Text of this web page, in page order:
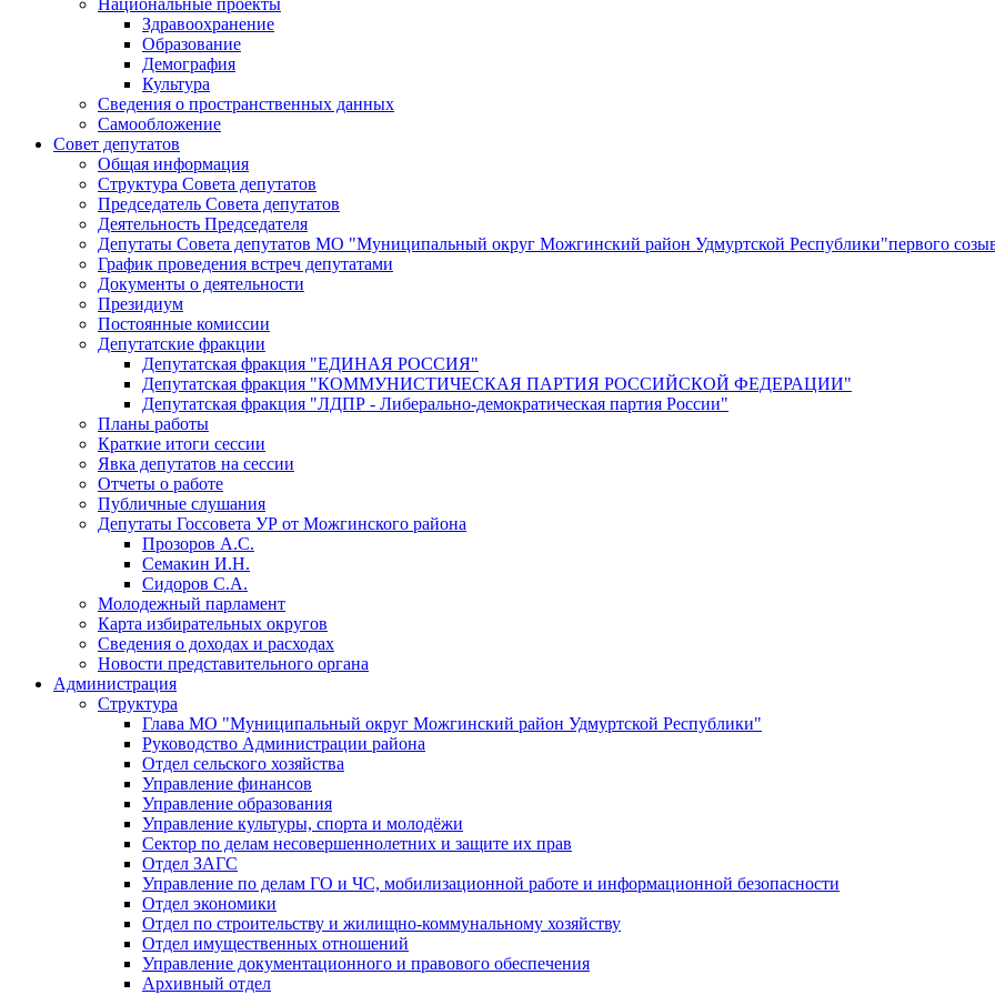
Здравоохранение
Образование
Демография
Культура
Сведения о пространственных данных
Самообложение
Совет депутатов
Общая информация
Структура Совета депутатов
Председатель Совета депутатов
Деятельность Председателя
Депутаты Совета депутатов МО "Муниципальный округ Можгинский район Удмуртской Республики"первого
График проведения встреч депутатами
Документы о деятельности
Президиум
Постоянные комиссии
Депутатские фракции
Депутатская фракция "ЕДИНАЯ РОССИЯ"
Депутатская фракция "КОММУНИСТИЧЕСКАЯ ПАРТИЯ РОССИЙСКОЙ ФЕДЕРАЦИИ"
Депутатская фракция "ЛДПР - Либерально-демократическая партия России"
Планы работы
Краткие итоги сессии
Явка депутатов на сессии
Отчеты о работе
Публичные слушания
Депутаты Госсовета УР от Можгинского района
Прозоров А.С.
Семакин И.Н.
Сидоров С.А.
Молодежный парламент
Карта избирательных округов
Сведения о доходах и расходах
Новости представительного органа
Администрация
Структура
Глава МО "Муниципальный округ Можгинский район Удмуртской Республики"
Руководство Администрации района
Отдел сельского хозяйства
Управление финансов
Управление образования
Управление культуры, спорта и молодёжи
Сектор по делам несовершеннолетних и защите их прав
Отдел ЗАГС
Управление по делам ГО и ЧС, мобилизационной работе и информационной безопасности
Отдел экономики
Отдел по строительству и жилищно-коммунальному хозяйству
Отдел имущественных отношений
Управление документационного и правового обеспечения
Архивный отдел